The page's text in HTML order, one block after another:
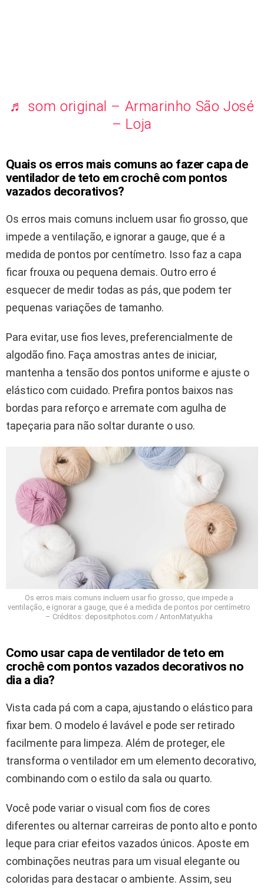
♬ som original – Armarinho São José
– Loja
Quais os erros mais comuns ao fazer capa de
ventilador de teto em crochê com pontos
vazados decorativos?
Os erros mais comuns incluem usar fio grosso, que
impede a ventilação, e ignorar a gauge, que é a
medida de pontos por centímetro. Isso faz a capa
ficar frouxa ou pequena demais. Outro erro é
esquecer de medir todas as pás, que podem ter
pequenas variações de tamanho.
Para evitar, use fios leves, preferencialmente de
algodão fino. Faça amostras antes de iniciar,
mantenha a tensão dos pontos uniforme e ajuste o
elástico com cuidado. Prefira pontos baixos nas
bordas para reforço e arremate com agulha de
tapeçaria para não soltar durante o uso.
Os erros mais comuns incluem usar fio grosso, que impede a
ventilação, e ignorar a gauge, que é a medida de pontos por centímetro
– Créditos: depositphotos.com / AntonMatyukha
Como usar capa de ventilador de teto em
crochê com pontos vazados decorativos no
dia a dia?
Vista cada pá com a capa, ajustando o elástico para
fixar bem. O modelo é lavável e pode ser retirado
facilmente para limpeza. Além de proteger, ele
transforma o ventilador em um elemento decorativo,
combinando com o estilo da sala ou quarto.
Você pode variar o visual com fios de cores
diferentes ou alternar carreiras de ponto alto e ponto
leque para criar efeitos vazados únicos. Aposte em
combinações neutras para um visual elegante ou
coloridas para destacar o ambiente. Assim, seu